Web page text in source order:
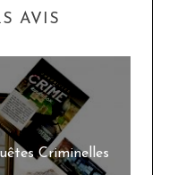
AVIS
Criminelles